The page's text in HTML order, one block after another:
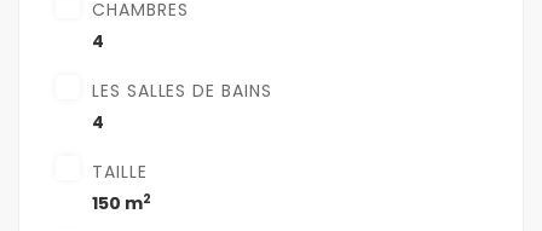
CHAMBRES
4
LES SALLES DE BAINS
4
TAILLE
150 m2